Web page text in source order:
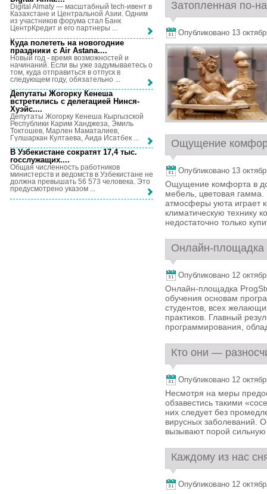
Затопленная по-
Опубликовано 13
Ощущение
Опубликовано 13
Ощущение комфорта в
мебель, цветовая
атмосферы уюта играет
климатическую технику
недостаточно только
Онлайн-площадка
Опубликовано 12
Онлайн-площадка
обучения основам
студентов, всех
практиков. Главный
программирования,
Кто они —
Опубликовано 12
Несмотря на меры
обзавестись такими
них следует без
вирусных заболеваний.
вызывают порой
Каждому из нас
Опубликовано 12
Digital Almaty — масштабный tech-ивент в
Казахстане и Центральной Азии. Одним
из участников форума стал Банк
ЦентрКредит и его партнеры ...
Куда полететь на новогодние
праздники с Air Astana....
Новый год - время возможностей и
начинаний. Если вы уже задумываетесь о
том, куда отправиться в отпуск в
следующем году, обязательно ...
Депутаты Жогорку Кенеша
встретились с делегацией Нинся-
Хуэйс....
Депутаты Жогорку Кенеша Кыргызской
Республики Карим Ханджеза, Эмиль
Токтошев, Марлен Маматалиев,
Гүлшаркан Култаева, Аида Исатбек ...
В Узбекистане сократят 17,4 тыс.
госслужащих....
Общая численность работников
министерств и ведомств в Узбекистане не
должна превышать 56 573 человека. Это
предусмотрено указом ...